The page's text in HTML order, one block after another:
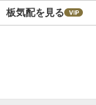
板気配を見る